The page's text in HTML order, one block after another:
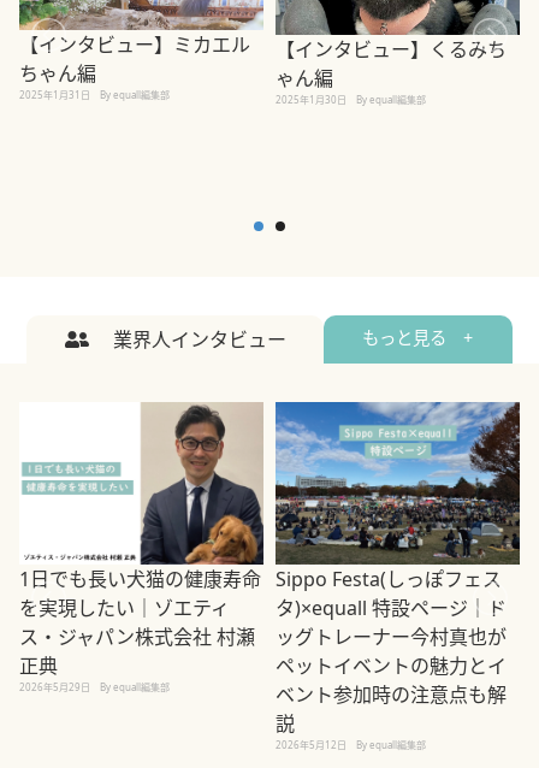
【インタビュー】ミカエル
ちゃん編
2025年1月31日 By equall編集部
【インタビュー】くるみち
ゃん編
2025年1月30日 By equall編集部
業界人インタビュー もっと見る +
1日でも長い犬猫の健康寿命
を実現したい｜ゾエティ
ス・ジャパン株式会社 村瀬
正典
2026年5月29日 By equall編集部
Sippo Festa(しっぽフェス
タ)×equall 特設ページ｜ド
ッグトレーナー今村真也が
ペットイベントの魅力とイ
ベント参加時の注意点も解
説
2026年5月12日 By equall編集部